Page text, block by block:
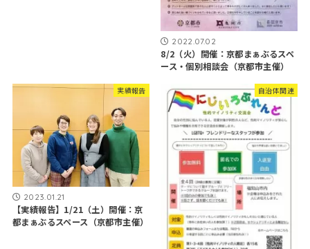
2022.07.02
8/2（火）開催：京都まぁぶるスペ
ース・個別相談会（京都市主催）
実績報告
2023.01.21
【実績報告】1/21（土）開催：京
都まぁぶるスペース（京都市主催）
自治体関連